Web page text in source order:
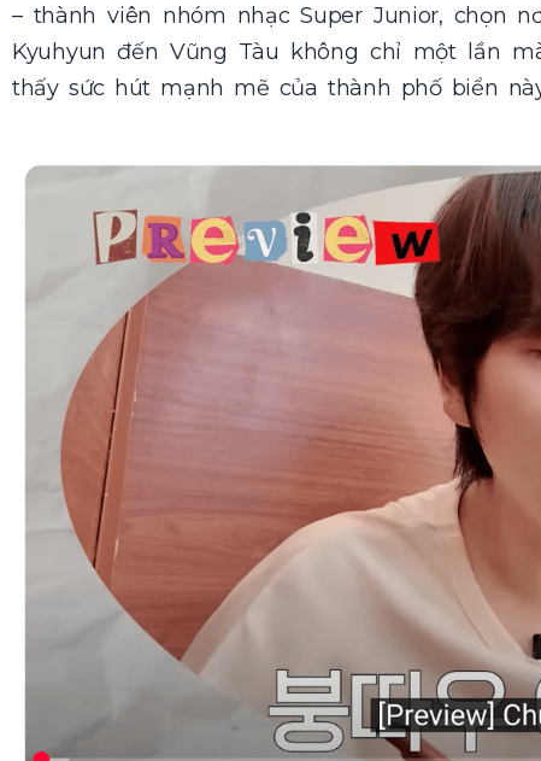
– thành viên nhóm nhạc Super Junior, chọn
Kyuhyun đến Vũng Tàu không chỉ một lần
thấy sức hút mạnh mẽ của thành phố biển